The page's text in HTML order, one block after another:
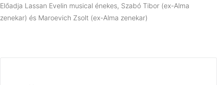
Előadja Lassan Evelin musical énekes, Szabó Tibor (ex-Alma
zenekar) és Maroevich Zsolt (ex-Alma zenekar)